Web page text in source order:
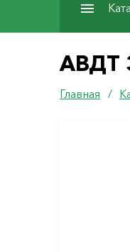
АВДТ
Главная /